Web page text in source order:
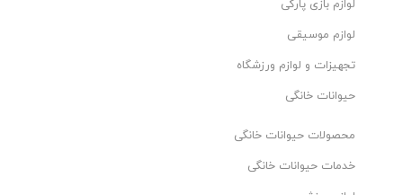
لوازم بازی پارکی
لوازم موسیقی
تجهیزات و لوازم ورزشگاه
حیوانات خانگی
محصولات حیوانات خانگی
خدمات حیوانات خانگی